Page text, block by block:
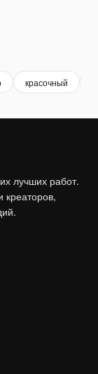
красочный
лучших работ.
креаторов,